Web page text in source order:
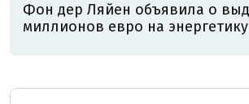
Фон дер Ляйен объявила о
миллионов евро на